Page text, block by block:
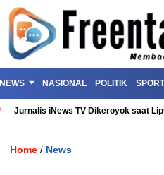
NEWS NASIONAL POLITIK
Jurnalis iNews TV Dikeroyok saat
Home / News